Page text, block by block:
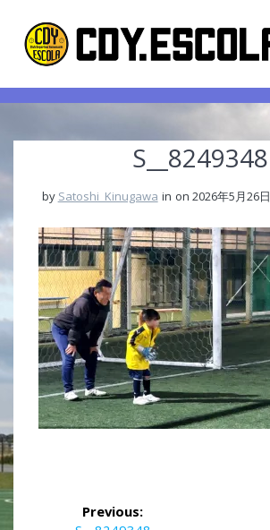
to
content
S__8249348
by Satoshi_Kinugawa in on 2026年5月26日
投
Previous: